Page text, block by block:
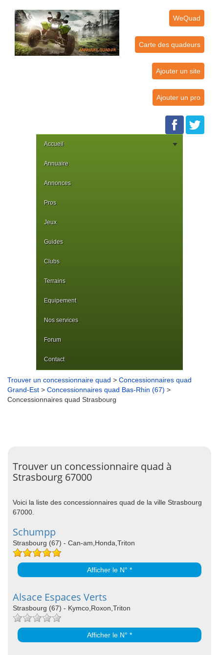
WeQuad
Carte des quadeurs
Ajouter un site
Ajouter un pro
Accueil
Annuaire
Annonces
Pros
Jeux
Guides
Clubs
Terrains
Equipement
Nos services
Forum
Contact
Trouver un concessionnaire quad > Concessionnaires quad
Grand-Est > Concessionnaires quad Bas-Rhin (67) >
Concessionnaires quad Strasbourg
Trouver un concessionnaire quad à
Strasbourg 67000
Voici la liste des concessionnaires quad de la ville Strasbourg
67000.
Schumpp
Strasbourg (67) - Can-am,Honda,Triton
Afficher le N° *
Alsace Espaces Verts
Strasbourg (67) - Kymco,Roxon,Triton
Afficher le N° *